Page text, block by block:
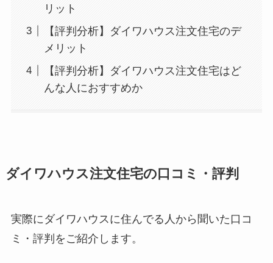
リット
【評判分析】ダイワハウス注文住宅のデ
メリット
【評判分析】ダイワハウス注文住宅はど
んな人におすすめか
ダイワハウス注文住宅の口コミ・評判
実際にダイワハウスに住んでる人から聞いた口コ
ミ・評判をご紹介します。